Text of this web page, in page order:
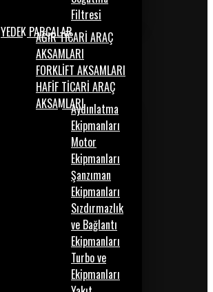
Filtresi
YEDEK PARÇALARAĞIR TİCARİ ARAÇ
AKSAMLARI
FORKLİFT AKSAMLARI
HAFİF TİCARİ ARAÇ
AKSAMLARIAydınlatma
Ekipmanları
Motor
Ekipmanları
Şanzıman
Ekipmanları
Sızdırmazlık
ve Bağlantı
Ekipmanları
Turbo ve
Ekipmanları